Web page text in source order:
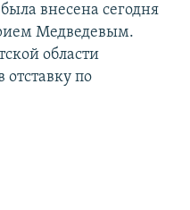
внесена сегодня
Медведевым.
области
по